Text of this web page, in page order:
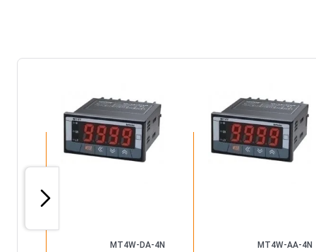
MT4W-AA-4N
MT4W-DA-4N